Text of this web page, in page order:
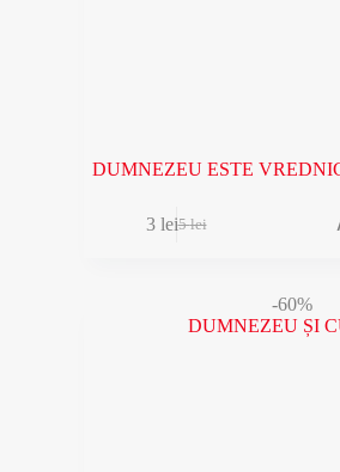
DUMNEZEU ESTE
5lei
Prețul
5 lei.
3 leiPrețul
-60%